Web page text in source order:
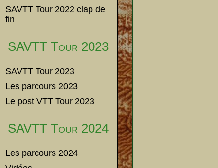
SAVTT Tour 2022 clap de
fin
SAVTT Tour 2023
SAVTT Tour 2023
Les parcours 2023
Le post VTT Tour 2023
SAVTT Tour 2024
Les parcours 2024